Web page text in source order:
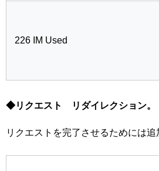
226 IM Used
◆リクエスト リダイレクション。
リクエストを完了させるためには追